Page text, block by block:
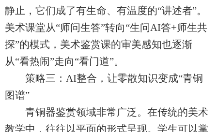
静止，它们成了有生命、有温度的“讲述者”。
美术课堂从“师问生答”转向“生问AI答+师生共
探”的模式，美术鉴赏课的审美感知也逐渐
从“看热闹”走向“看门道”。
策略三：AI整合，让零散知识变成“青铜
图谱”
青铜器鉴赏领域非常广泛。在传统的美术
教学中，往往以平面的形式呈现。学生可以掌